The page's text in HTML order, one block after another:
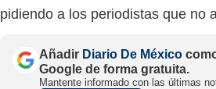
pidiendo a los periodistas que no
Añadir Diario De México
Google de forma gratuita.
Mantente informado con las últimas